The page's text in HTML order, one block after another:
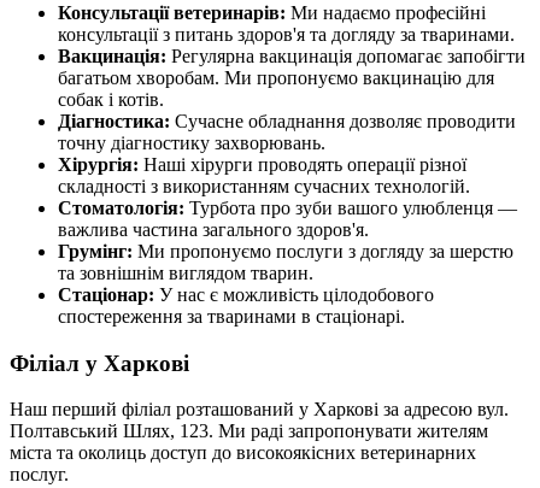
Консультації ветеринарів: Ми надаємо професійні
консультації з питань здоров'я та догляду за тваринами.
Вакцинація: Регулярна вакцинація допомагає запобігти
багатьом хворобам. Ми пропонуємо вакцинацію для
собак і котів.
Діагностика: Сучасне обладнання дозволяє проводити
точну діагностику захворювань.
Хірургія: Наші хірурги проводять операції різної
складності з використанням сучасних технологій.
Стоматологія: Турбота про зуби вашого улюбленця —
важлива частина загального здоров'я.
Грумінг: Ми пропонуємо послуги з догляду за шерстю
та зовнішнім виглядом тварин.
Стаціонар: У нас є можливість цілодобового
спостереження за тваринами в стаціонарі.
Філіал у Харкові
Наш перший філіал розташований у Харкові за адресою вул.
Полтавський Шлях, 123. Ми раді запропонувати жителям
міста та околиць доступ до високоякісних ветеринарних
послуг.